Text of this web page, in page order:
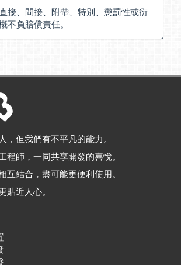
接、間接、附帶、特別、懲罰性或衍
不負賠償責任。
，但我們有不平凡的能力。
程師，一同共享開發的喜悅。
互結合，盡可能更便利使用。
貼近人心。